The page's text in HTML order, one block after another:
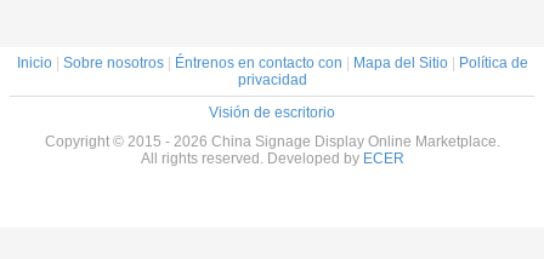
Inicio| Sobre nosotros| Éntrenos en contacto con Mapa del Sitio|
Política de
privacidad
Visión de escritorio
Copyright © 2015 - 2026 China Signage Display Online Marketplace.
All rights reserved. Developed by ECER